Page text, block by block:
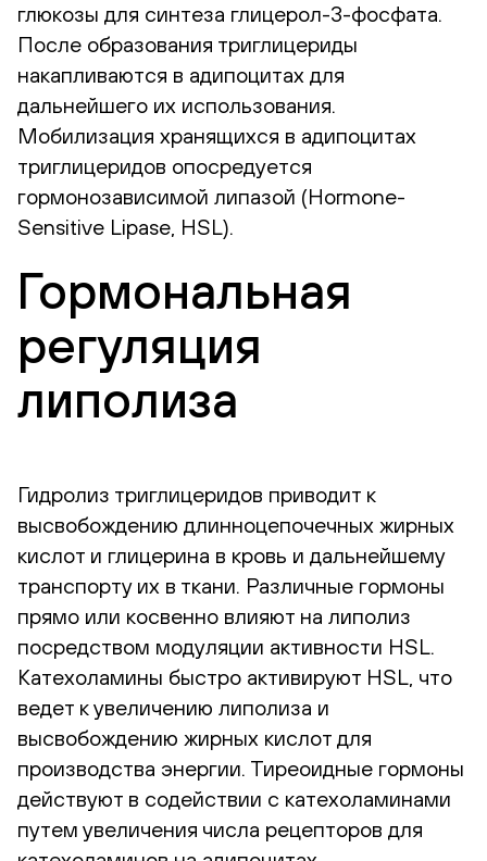
глюкозы для синтеза глицерол-3-фосфата.
После образования триглицериды
накапливаются в адипоцитах для
дальнейшего их использования.
Мобилизация хранящихся в адипоцитах
триглицеридов опосредуется
гормонозависимой липазой (Hormone-
Sensitive Lipase, HSL).
Гормональная
регуляция
липолиза
Гидролиз триглицеридов приводит к
высвобождению длинноцепочечных жирных
кислот и глицерина в кровь и дальнейшему
транспорту их в ткани. Различные гормоны
прямо или косвенно влияют на липолиз
посредством модуляции активности HSL.
Катехоламины быстро активируют HSL, что
ведет к увеличению липолиза и
высвобождению жирных кислот для
производства энергии. Тиреоидные гормоны
действуют в содействии с катехоламинами
путем увеличения числа рецепторов для